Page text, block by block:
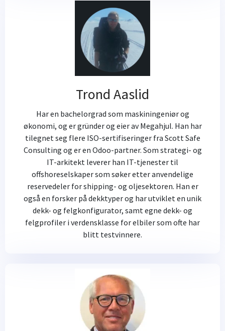
Trond Aaslid
Har en bachelorgrad som maskiningeniør og
økonomi, og er gründer og eier av Megahjul. Han har
tilegnet seg flere ISO-sertifiseringer fra Scott Safe
Consulting og er en Odoo-partner. Som strategi- og
IT-arkitekt leverer han IT-tjenester til
offshoreselskaper som søker etter anvendelige
reservedeler for shipping- og oljesektoren. Han er
også en forsker på dekktyper og har utviklet en unik
dekk- og felgkonfigurator, samt egne dekk- og
felgprofiler i verdensklasse for elbiler som ofte har
blitt testvinnere.